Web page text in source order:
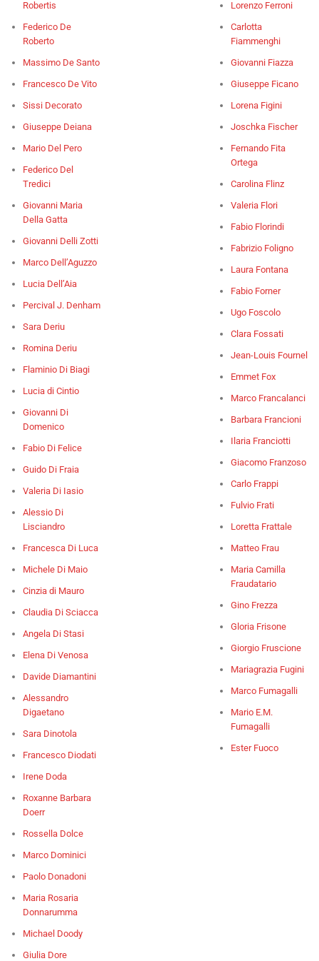
Robertis
Federico De
Roberto
Massimo De Santo
Francesco De Vito
Sissi Decorato
Giuseppe Deiana
Mario Del Pero
Federico Del
Tredici
Giovanni Maria
Della Gatta
Giovanni Delli Zotti
Marco Dell’Aguzzo
Lucia Dell’Aia
Percival J. Denham
Sara Deriu
Romina Deriu
Flaminio Di Biagi
Lucia di Cintio
Giovanni Di
Domenico
Fabio Di Felice
Guido Di Fraia
Valeria Di Iasio
Alessio Di
Lisciandro
Francesca Di Luca
Michele Di Maio
Cinzia di Mauro
Claudia Di Sciacca
Angela Di Stasi
Elena Di Venosa
Davide Diamantini
Alessandro
Digaetano
Sara Dinotola
Francesco Diodati
Irene Doda
Roxanne Barbara
Doerr
Rossella Dolce
Marco Dominici
Paolo Donadoni
Maria Rosaria
Donnarumma
Michael Doody
Giulia Dore
Lorenzo Ferroni
Carlotta
Fiammenghi
Giovanni Fiazza
Giuseppe Ficano
Lorena Figini
Joschka Fischer
Fernando Fita
Ortega
Carolina Flinz
Valeria Flori
Fabio Florindi
Fabrizio Foligno
Laura Fontana
Fabio Forner
Ugo Foscolo
Clara Fossati
Jean-Louis Fournel
Emmet Fox
Marco Francalanci
Barbara Francioni
Ilaria Franciotti
Giacomo Franzoso
Carlo Frappi
Fulvio Frati
Loretta Frattale
Matteo Frau
Maria Camilla
Fraudatario
Gino Frezza
Gloria Frisone
Giorgio Fruscione
Mariagrazia Fugini
Marco Fumagalli
Mario E.M.
Fumagalli
Ester Fuoco